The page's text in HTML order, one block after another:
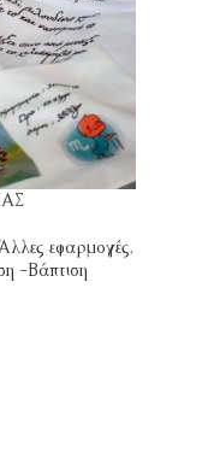
εφαρμογές,
-Βάπτιση